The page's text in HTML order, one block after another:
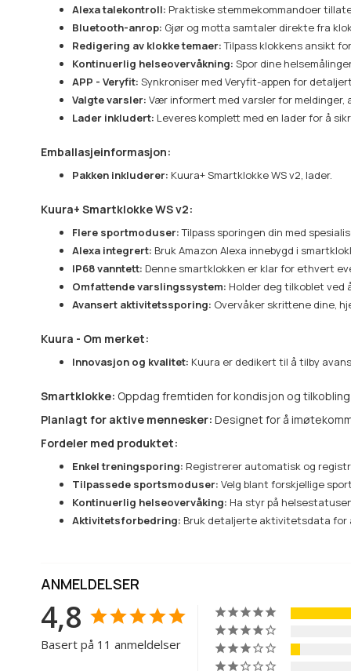
Alexa talekontroll: Praktiske stemmekommandoer
Bluetooth-anrop: Gjør og motta samtaler direkte fra
Redigering av klokke temaer:Tilpass klokkens ansikt
Kontinuerlig helseovervåkning: Spor dine
APP - Veryfit: Synkroniser med Veryfit-appen for
Valgte varsler: Vær informert med varsler for meldinger,
Lader inkludert: Leveres komplett med en lader for å
Emballasjeinformasjon:
Pakken inkluderer: Kuura+ Smartklokke WS v2, lader.
Kuura+ Smartklokke WS v2:
Flere sportmoduser:Tilpass sporingen din med
Alexa integrert: Bruk Amazon Alexa innebygd i
IP68 vanntett: Denne smartklokken er klar for ethvert
Omfattende varslingssystem: Holder deg tilkoblet ved
Avansert aktivitetssporing: Overvåker skrittene dine,
Kuura - Om merket:
Innovasjon og kvalitet: Kuura er dedikert til å tilby
Smartklokke: Oppdag fremtiden for kondisjon og tilkobling
Planlagt for aktive mennesker: Designet for å
Fordeler med produktet:
Enkel treningsporing: Registrerer automatisk og
Tilpassede sportsmoduser: Velg blant forskjellige
Kontinuerlig helseovervåking: Ha styr på
Aktivitetsforbedring: Bruk detaljerte aktivitetsdata for
ANMELDELSER
4,8
Basert på 11 anmeldelser